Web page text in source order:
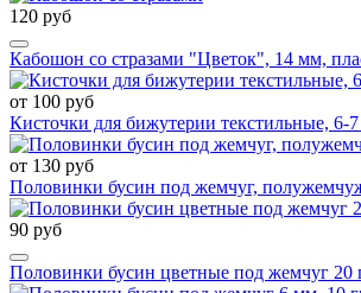
120 руб
Кабошон со стразами "Цветок", 14 мм,
от 100 руб
Кисточки для бижутерии текстильные, 6-
от 130 руб
Половинки бусин под жемчуг,
90 руб
Половинки бусин цветные под жемчуг 20